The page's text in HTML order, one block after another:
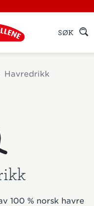
SØK
Havredrikk
100 % norsk havre